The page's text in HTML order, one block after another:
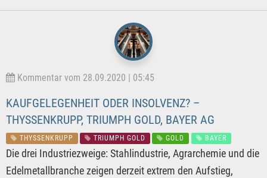
Kommentar vom 28.09.2020 | 05:45
KAUFGELEGENHEIT ODER INSOLVENZ? –
THYSSENKRUPP, TRIUMPH GOLD, BAYER AG
THYSSENKRUPP TRIUMPH GOLD GOLD BAYER
Die drei Industriezweige: Stahlindustrie, Agrarchemie und die
Edelmetallbranche zeigen derzeit extrem den Aufstieg,